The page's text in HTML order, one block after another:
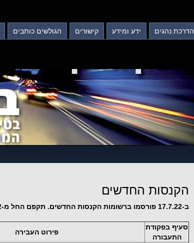
הדרכת נהגים ידע ומידע קישורים הגולשים כותבים
הקנסות החדשים
ב-17.7.22 פורסמו ברשומות הקנסות החדשים. תקפם החל מ-17.8.22.
סעיף בפקודת
התעבורה
פירוט העבירה